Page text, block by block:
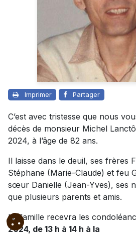
Imprimer Partager
C’est avec tristesse que nous
décès de monsieur Michel
2024, à l’âge de 82 ans.
Il laisse dans le deuil, ses frères
Stéphane (Marie-Claude) et feu
sœur Danielle (Jean-Yves), ses
que plusieurs parents et amis.
La famille recevra les
2024, de 13 h à 14 h à la